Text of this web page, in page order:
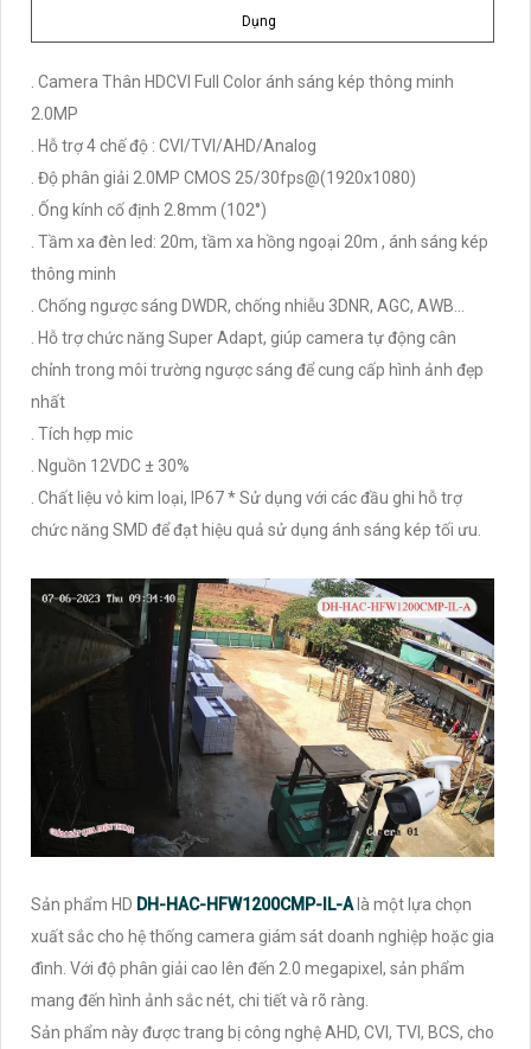
Dụng
. Camera Thân HDCVI Full Color ánh sáng kép thông minh
2.0MP
. Hỗ trợ 4 chế độ : CVI/TVI/AHD/Analog
. Độ phân giải 2.0MP CMOS 25/30fps@(1920x1080)
. Ống kính cố định 2.8mm (102°)
. Tầm xa đèn led: 20m, tầm xa hồng ngoại 20m , ánh sáng kép
thông minh
. Chống ngược sáng DWDR, chống nhiễu 3DNR, AGC, AWB...
. Hỗ trợ chức năng Super Adapt, giúp camera tự động cân
chỉnh trong môi trường ngược sáng để cung cấp hình ảnh đẹp
nhất
. Tích hợp mic
. Nguồn 12VDC ± 30%
. Chất liệu vỏ kim loại, IP67 * Sử dụng với các đầu ghi hỗ trợ
chức năng SMD để đạt hiệu quả sử dụng ánh sáng kép tối ưu.
Sản phẩm HD DH-HAC-HFW1200CMP-IL-A là một lựa chọn
xuất sắc cho hệ thống camera giám sát doanh nghiệp hoặc gia
đình. Với độ phân giải cao lên đến 2.0 megapixel, sản phẩm
mang đến hình ảnh sắc nét, chi tiết và rõ ràng.
Sản phẩm này được trang bị công nghệ AHD, CVI, TVI, BCS, cho